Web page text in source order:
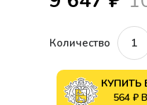
Количество
КУПИТЬ
564 ₽